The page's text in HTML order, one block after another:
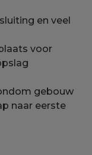
en veel
voor
gebouw
naar eerste